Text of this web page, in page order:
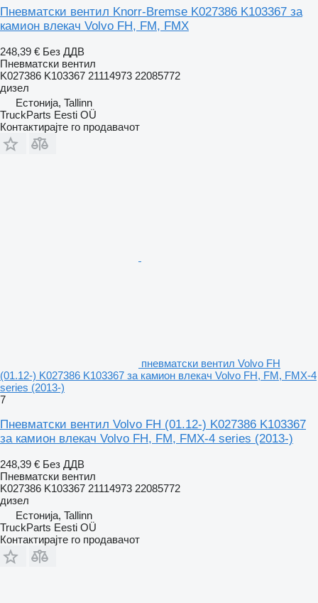
Пневматски вентил Knorr-Bremse K027386 K103367 за
камион влекач Volvo FH, FM, FMX
248,39 € Без ДДВ
Пневматски вентил
K027386 K103367 21114973 22085772
дизел
Естонија, Tallinn
TruckParts Eesti OÜ
Контактирајте го продавачот
пневматски вентил Volvo FH
(01.12-) K027386 K103367 за камион влекач Volvo FH, FM, FMX-4
series (2013-)
7
Пневматски вентил Volvo FH (01.12-) K027386 K103367
за камион влекач Volvo FH, FM, FMX-4 series (2013-)
248,39 € Без ДДВ
Пневматски вентил
K027386 K103367 21114973 22085772
дизел
Естонија, Tallinn
TruckParts Eesti OÜ
Контактирајте го продавачот